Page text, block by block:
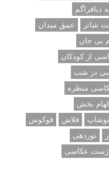
دیافراگم
شاتر
عمق میدان
بی جان
از کودکان
در شب
منظره
بخش
فلاش
فوکوس
نوردهی
ژست عکاسی